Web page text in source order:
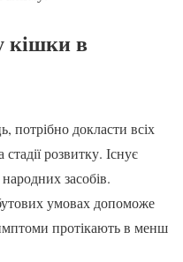
кішки в
потрібно докласти всіх
розвитку. Існує
засобів.
умовах допоможе
протікають в менш